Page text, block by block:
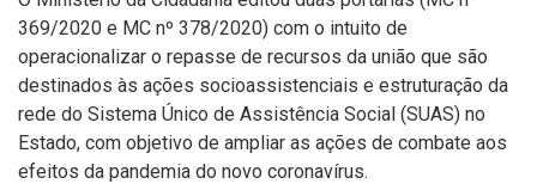
369/2020 e MC nº 378/2020) com o intuito de
operacionalizar o repasse de recursos da união que são
destinados às ações socioassistenciais e estruturação da
rede do Sistema Único de Assistência Social (SUAS) no
Estado, com objetivo de ampliar as ações de combate aos
efeitos da pandemia do novo coronavírus.